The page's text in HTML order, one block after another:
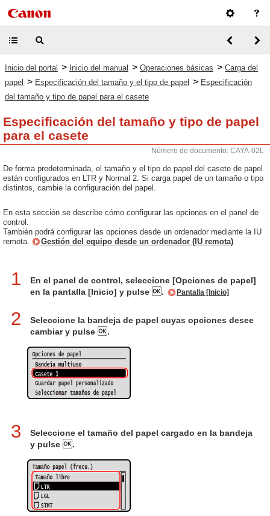
Inicio del portal > Inicio del manual > Operaciones básicas > Carga del
papel > Especificación del tamaño y el tipo de papel > Especificación
del tamaño y tipo de papel para el casete
Especificación del tamaño y tipo de papel
para el casete
Número de documento: CAYA-02L
De forma predeterminada, el tamaño y el tipo de papel del casete de papel
están configurados en LTR y Normal 2. Si carga papel de un tamaño o tipo
distintos, cambie la configuración del papel.
En esta sección se describe cómo configurar las opciones en el panel de
control.
También podrá configurar las opciones desde un ordenador mediante la IU
remota.
Gestión del equipo desde un ordenador (IU remota)
1
En el panel de control, seleccione [Opciones de papel]
en la pantalla [Inicio] y pulse
. Pantalla [Inicio]
2
Seleccione la bandeja de papel cuyas opciones desee
cambiar y pulse
.
3
Seleccione el tamaño del papel cargado en la bandeja
y pulse
.